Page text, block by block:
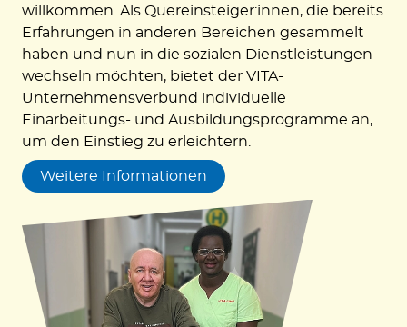
willkommen. Als Quereinsteiger:innen, die bereits
Erfahrungen in anderen Bereichen gesammelt
haben und nun in die sozialen Dienstleistungen
wechseln möchten, bietet der VITA-
Unternehmensverbund individuelle
Einarbeitungs- und Ausbildungsprogramme an,
um den Einstieg zu erleichtern.
Weitere Informationen